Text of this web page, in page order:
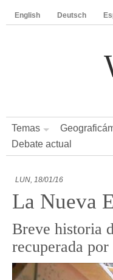
English Deutsch
Temas
Debate actual
LUN, 18/01/16
La Nueva
Breve historia
recuperada por